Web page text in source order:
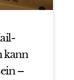
kann
–